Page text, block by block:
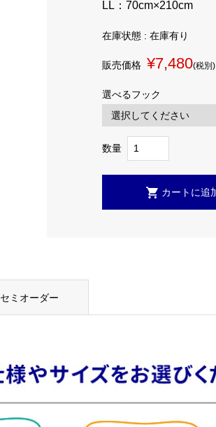
LL：70cm×210cm
在庫状態 : 在庫有り
販売価格 ¥7,480(税別)
選べるフック
数量
セミオーダー